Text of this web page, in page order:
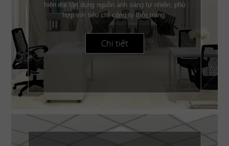
hiện đại tận dụng nguồn ánh sáng tự nhiên, phù
hợp với tiêu chí công ty thời trang.
Chi tiết